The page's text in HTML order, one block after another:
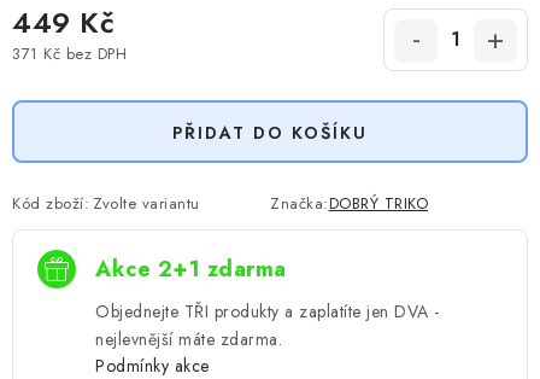
449 Kč
371 Kč bez DPH
PŘIDAT DO KOŠÍKU
Kód zboží: Zvolte variantu Značka:DOBRÝ TRIKO
Akce 2+1 zdarma
Objednejte TŘI produkty a zaplatíte jen DVA -
nejlevnější máte zdarma.
Podmínky akce